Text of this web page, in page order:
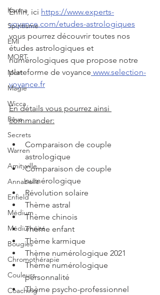
Karma
Spiritisme
EMI
MORT
Mort
Magie
Wicca
Rêve
Secrets
Warren
Amityville
Annabelle
Enfield
Médium
Médiumnité
Bougies
Chromothérapie
Couleurs
Coaching
Enfin, ici https://www.experts-
voyance.com/etudes-astrologiques
vous pourrez découvrir toutes nos
études astrologiques et
numérologiques que propose notre
plateforme de voyance www.selection-
voyance.fr
En détails vous pourrez ainsi
commander:
Comparaison de couple
astrologique
Comparaison de couple
numérologique
Révolution solaire
Thème astral
Thème chinois
Thème enfant
Thème karmique
Thème numérologique 2021
Thème numérologique
personnalité
Thème psycho-professionnel